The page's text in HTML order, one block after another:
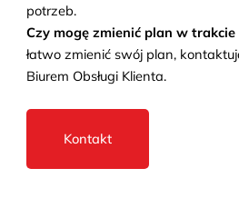
potrzeb.
Czy mogę zmienić plan w
łatwo zmienić swój plan,
Biurem Obsługi Klienta.
Kontakt